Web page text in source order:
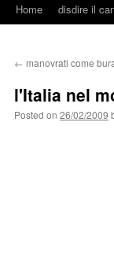
Skip
content
Home disdire il
← manovrati come
l'Italia nel
Posted on 26/02/2009